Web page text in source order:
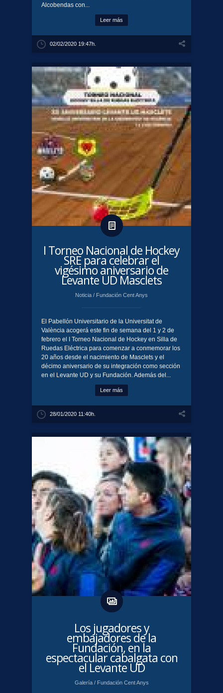
Alcobendas con...
Leer más
02/02/2020 19:47h.
I Torneo Nacional de Hockey
SRE para celebrar el
vigésimo aniversario de
Levante UD Masclets
Noticia / Fundación Cent Anys
El Pabellón Universitario de la Universitat de
València acogerá este fin de semana del 1 y 2 de
febrero el I Torneo Nacional de Hockey en Silla de
Ruedas Eléctrica para comenzar a conmemorar los
20 años desde el nacimiento de Masclets y el
décimo aniversario de su integración como sección
en el Levante UD y su Fundación. Además del...
Leer más
28/01/2020 11:40h.
Los jugadores y
embajadores de la
Fundación, en la
espectacular cabalgata con
el Levante UD
Galería / Fundación Cent Anys